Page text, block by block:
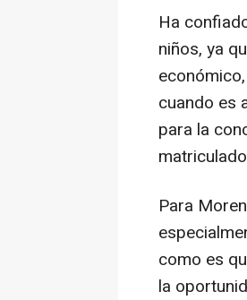
Ha
niños, ya
cuando es
para la
Para
como es
la